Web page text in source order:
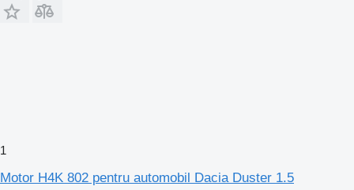
1
Motor H4K 802 pentru automobil Dacia Duster 1.5